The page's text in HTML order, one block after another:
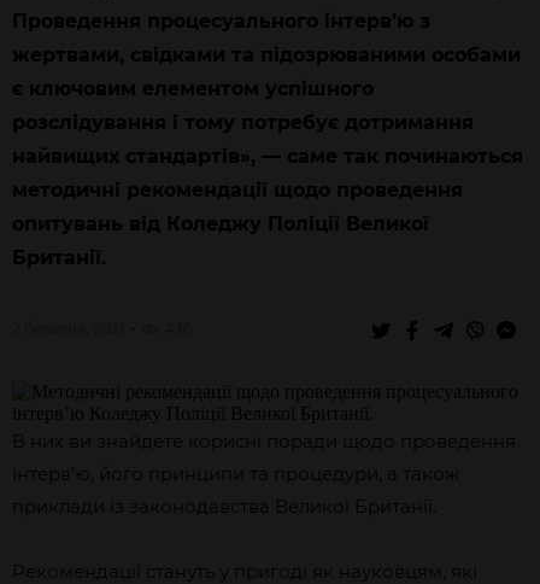
Проведення процесуального інтерв’ю з
жертвами, свідками та підозрюваними особами
є ключовим елементом успішного
розслідування і тому потребує дотримання
найвищих стандартів», — саме так починаються
методичні рекомендації щодо проведення
опитувань від Коледжу Поліції Великої
Британії.
В них ви знайдете корисні поради щодо проведення
інтерв’ю, його принципи та процедури, а також
приклади із законодавства Великої Британії.
Рекомендації стануть у пригоді як науковцям, які